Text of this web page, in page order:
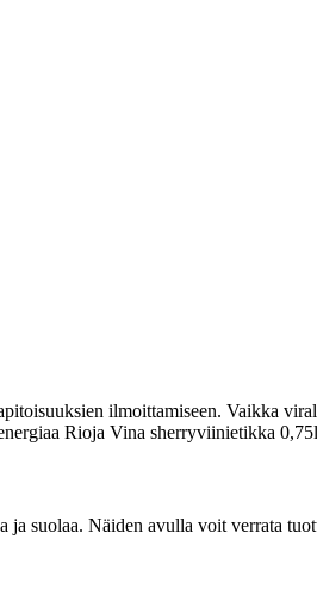
ilmoittamiseen. Vaikka
Rioja Vina sherryviinietikka
suolaa. Näiden avulla voit verrata